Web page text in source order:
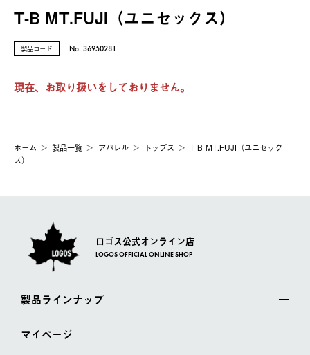
T-B MT.FUJI（ユニセックス）
製品コード No. 36950281
現在、お取り扱いをしておりません。
ホーム 製品⼀覧 アパレル トップス
T-B MT.FUJI（ユニセック
ス）
ロゴス公式オンライン店
LOGOS OFFICIAL ONLINE SHOP
製品ラインナップ
マイページ